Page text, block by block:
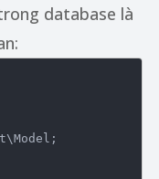
database là
\Model ;